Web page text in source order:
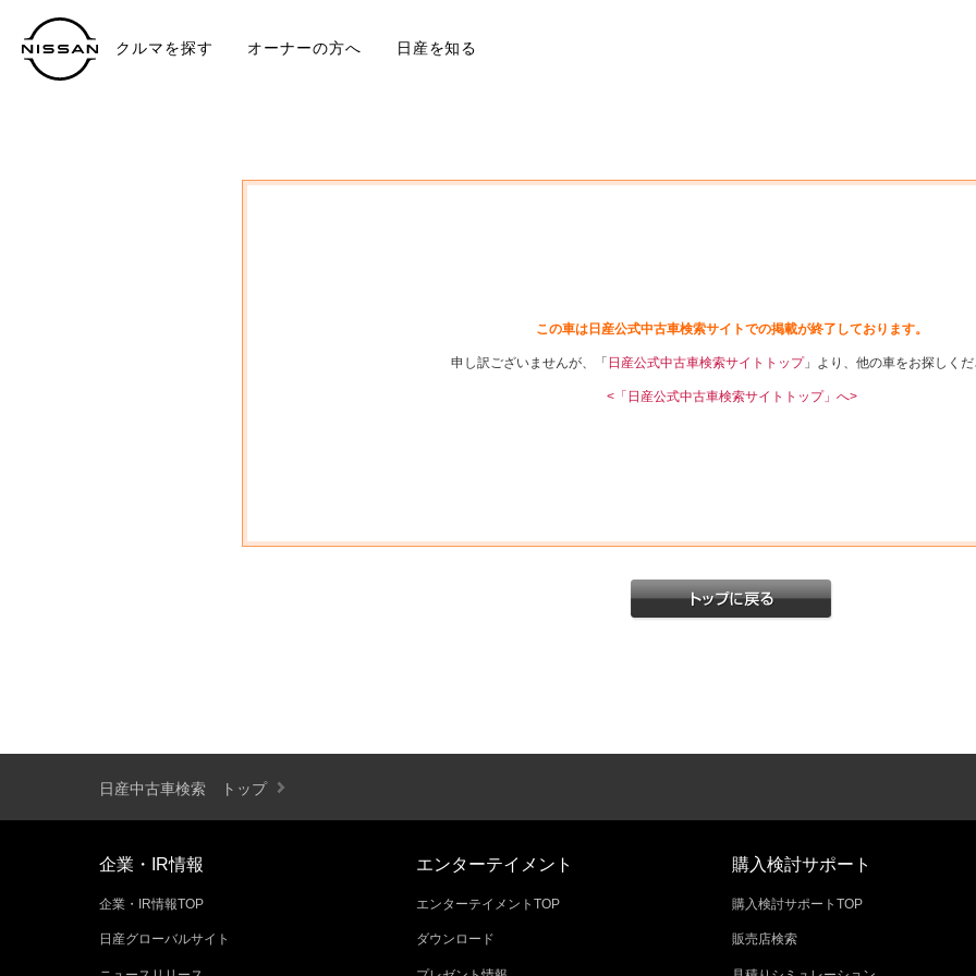
クルマを探す オーナーの方へ 日産を知る
この車は日産公式中古車検索サイトでの掲載が終了しております。
申し訳ございませんが、「 日産公式中古車検索サイトトップ」より、他の車をお探しくだ
<「日産公式中古車検索サイトトップ」へ>
日産中古車検索 トップ
企業・IR情報
企業・IR情報TOP
日産グローバルサイト
エンターテイメント
エンターテイメントTOP
ダウンロード
購入検討サポート
購入検討サポートTOP
販売店検索